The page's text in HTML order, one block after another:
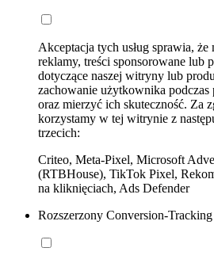
Akceptacja tych usług sprawia,
reklamy, treści sponsorowane lub
dotyczące naszej witryny lub
zachowanie użytkownika
oraz mierzyć ich skuteczność. Za
korzystamy w tej witrynie z
trzecich:
Criteo, Meta-Pixel, Microsoft
(RTBHouse), TikTok Pixel,
na kliknięciach, Ads Defender
Rozszerzony Conversion-Tracking